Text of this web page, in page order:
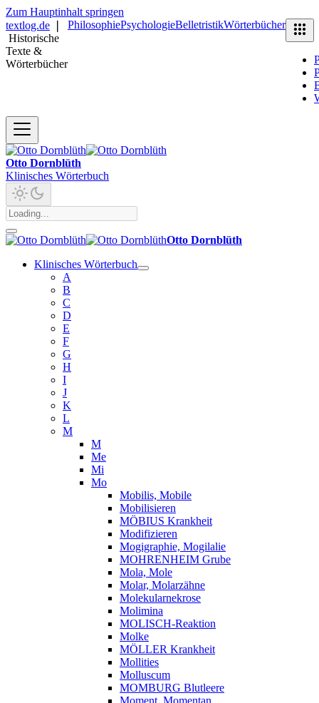
Zum Hauptinhalt springen
textlog.de
Historische
Texte &
Wörterbücher
PhilosophiePsychologieBelletristikWörterbücher
Otto Dornblüth
Klinisches Wörterbuch
Otto Dornblüth
Klinisches Wörterbuch
A
B
C
D
E
F
G
H
I
J
K
L
M
M
Me
Mi
Mo
Mobilis, Mobile
Mobilisieren
MÖBIUS Krankheit
Modifizieren
Mogigraphie, Mogilalie
MOHRENHEIM Grube
Mola, Mole
Molar, Molarzähne
Molekularnekrose
Molimina
MOLISCH-Reaktion
Molke
MÖLLER Krankheit
Mollities
Molluscum
MOMBURG Blutleere
Moment, Momentan